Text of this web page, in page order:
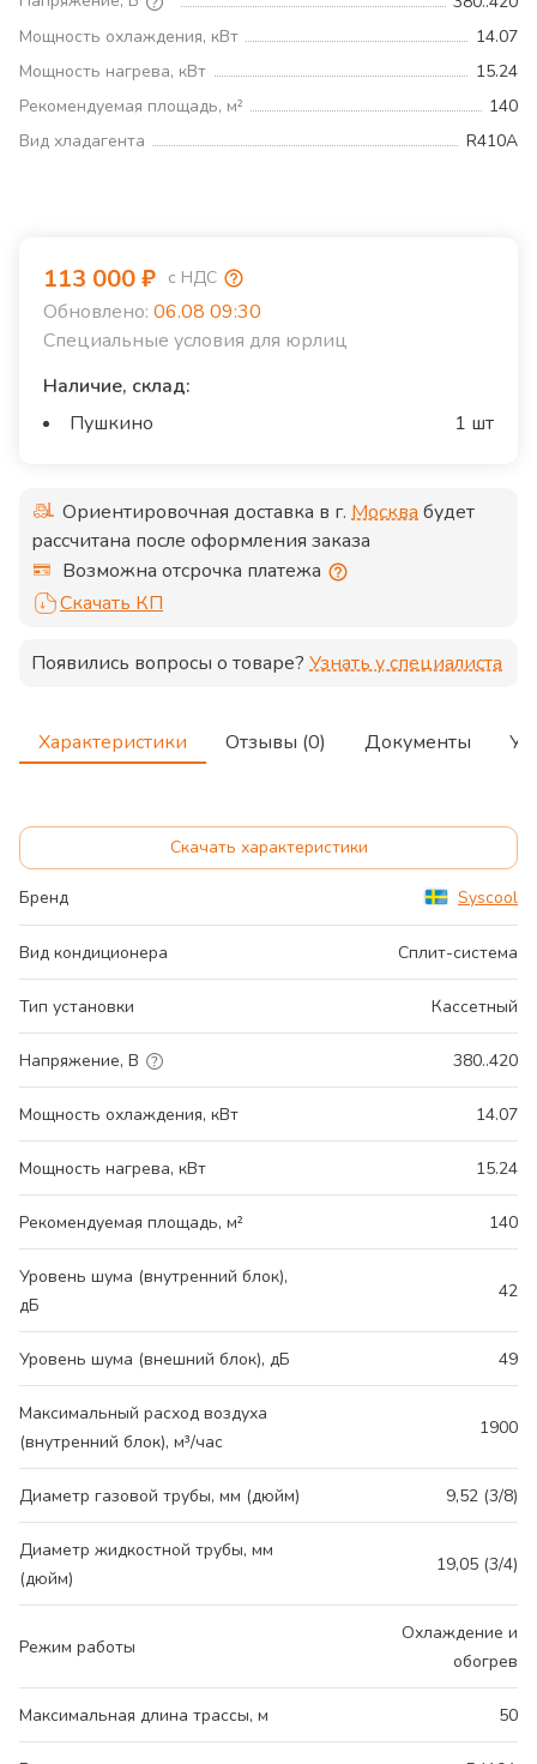
Мощность охлаждения, кВт
14.07
Мощность нагрева, кВт
15.24
Рекомендуемая площадь, м²
140
Вид хладагента
R410A
113 000₽ с НДС
Обновлено: 06.08 09:30
Специальные условия для юрлиц
Наличие, склад:
Пушкино
1 шт
Ориентировочная доставка в г. Москвабудет
рассчитана после оформления заказа
Возможна отсрочка платежа
Скачать КП
Появились вопросы о товаре? Узнать у специалиста
Характеристики Отзывы (0) Документы
Скачать характеристики
Бренд Syscool
Вид кондиционера Сплит-система
Тип установки Кассетный
Напряжение, В 380..420
Мощность охлаждения, кВт 14.07
Мощность нагрева, кВт 15.24
Рекомендуемая площадь, м² 140
Уровень шума (внутренний блок),
дБ
42
Уровень шума (внешний блок), дБ 49
Максимальный расход воздуха
(внутренний блок), м³/час
1900
Диаметр газовой трубы, мм (дюйм) 9,52 (3/8)
Диаметр жидкостной трубы, мм
(дюйм)
19,05 (3/4)
Режим работы
Охлаждение и
обогрев
Максимальная длина трассы, м 50